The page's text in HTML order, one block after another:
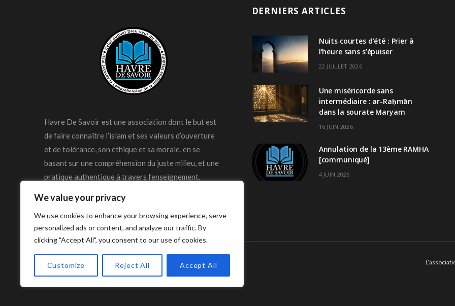
We value your privacy
We use cookies to enhance your browsing experience, serve
personalized ads or content, and analyze our traffic. By
clicking "Accept All", you consent to our use of cookies.
Customize Reject All Accept All
Havre De Savoir est une association dont le but est
de faire connaître l’islam et ses valeurs d’ouverture
et de tolérance, son éthique et sa morale, en se
basant sur une compréhension du juste milieu, et une
pratique authentique à travers l’enseignement.
DERNIERS ARTICLES
Nuits courtes d’été : Prier à
l’heure sans s’épuiser
22 JUILLET 2026
Une miséricorde sans
intermédiaire : ar-Raḥmān
dans la sourate Maryam
16 JUIN 2026
Annulation de la 13ème RAMHA
[communiqué]
4 JUIN 2026
© Copyright Havre De Savoir 2024